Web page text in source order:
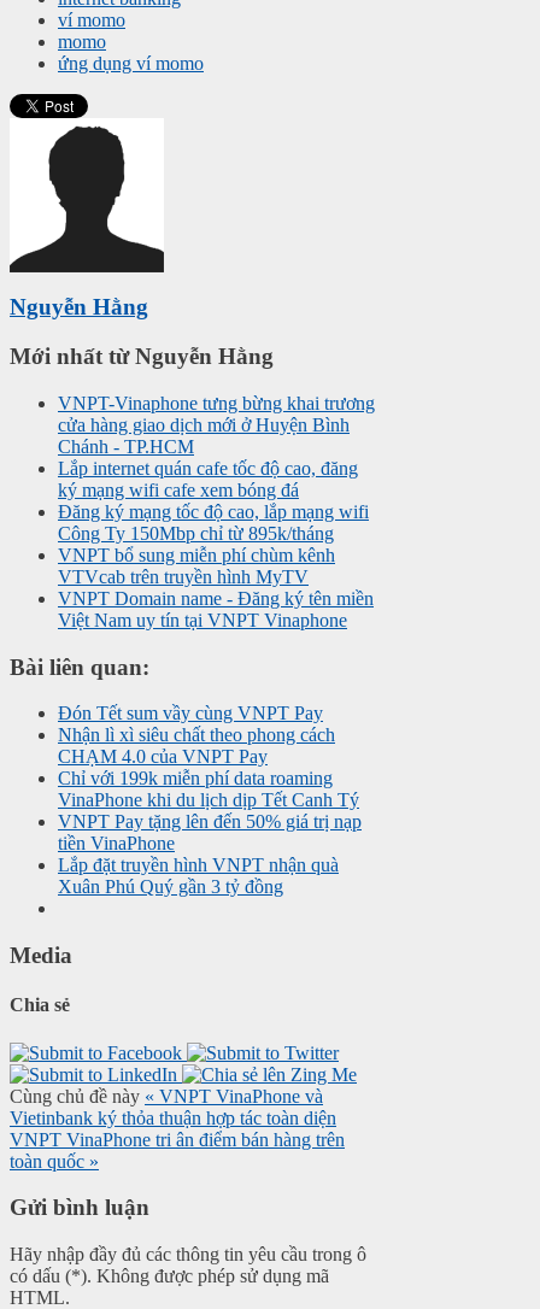
ví momo
momo
ứng dụng ví momo
Nguyễn Hằng
Mới nhất từ Nguyễn Hằng
VNPT-Vinaphone tưng bừng khai trương
cửa hàng giao dịch mới ở Huyện Bình
Chánh - TP.HCM
Lắp internet quán cafe tốc độ cao, đăng
ký mạng wifi cafe xem bóng đá
Đăng ký mạng tốc độ cao, lắp mạng wifi
Công Ty 150Mbp chỉ từ 895k/tháng
VNPT bổ sung miễn phí chùm kênh
VTVcab trên truyền hình MyTV
VNPT Domain name - Đăng ký tên miền
Việt Nam uy tín tại VNPT Vinaphone
Bài liên quan:
Đón Tết sum vầy cùng VNPT Pay
Nhận lì xì siêu chất theo phong cách
CHẠM 4.0 của VNPT Pay
Chỉ với 199k miễn phí data roaming
VinaPhone khi du lịch dịp Tết Canh Tý
VNPT Pay tặng lên đến 50% giá trị nạp
tiền VinaPhone
Lắp đặt truyền hình VNPT nhận quà
Xuân Phú Quý gần 3 tỷ đồng
Media
Chia sẻ
Cùng chủ đề này « VNPT VinaPhone và
Vietinbank ký thỏa thuận hợp tác toàn diện
VNPT VinaPhone tri ân điểm bán hàng trên
toàn quốc »
Gửi bình luận
Hãy nhập đầy đủ các thông tin yêu cầu trong ô
có dấu (*). Không được phép sử dụng mã
HTML.